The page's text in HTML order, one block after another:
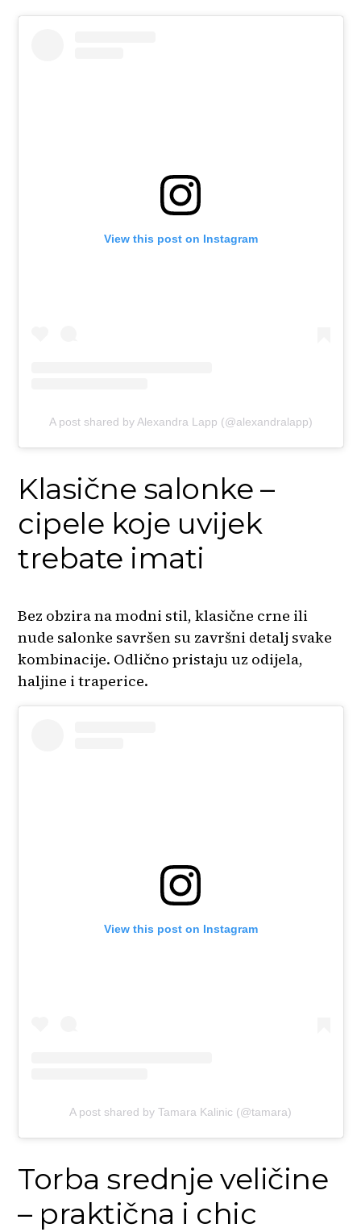
View this post on Instagram
A post shared by Alexandra Lapp (@alexandralapp)
Klasične salonke –
cipele koje uvijek
trebate imati
Bez obzira na modni stil, klasične crne ili
nude salonke savršen su završni detalj svake
kombinacije. Odlično pristaju uz odijela,
haljine i traperice.
View this post on Instagram
A post shared by Tamara Kalinic (@tamara)
Torba srednje veličine
– praktična i chic